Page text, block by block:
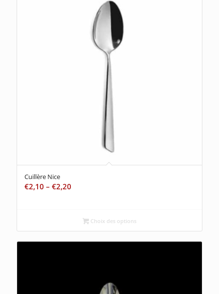
Cuillère Nice
€2,10 – €2,20
Choix des options